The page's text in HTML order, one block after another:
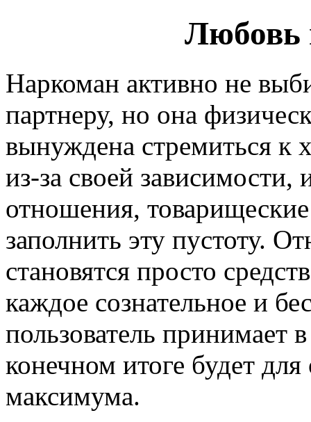
Любовь
Наркоман активно не
партнеру, но она
вынуждена стремиться к
из-за своей зависимости,
отношения,
заполнить эту пустоту.
становятся просто
каждое сознательное и
пользователь
конечном итоге будет
максимума.